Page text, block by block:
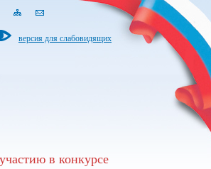
версия для слабовидящих
в конкурсе